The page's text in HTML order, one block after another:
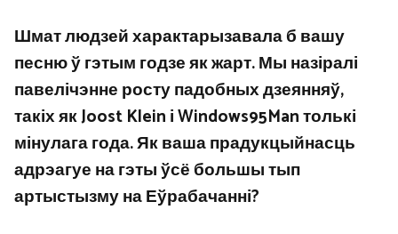
Шмат людзей характарызавала б вашу
песню ў гэтым годзе як жарт. Мы назіралі
павелічэнне росту падобных дзеянняў,
такіх як Joost Klein і Windows95Man толькі
мінулага года. Як ваша прадукцыйнасць
адрэагуе на гэты ўсё большы тып
артыстызму на Еўрабачанні?